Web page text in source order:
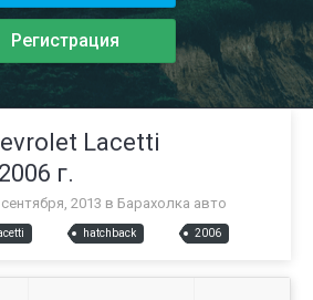
Регистрация
Lacetti
г.
2013 в Барахолка авто
hatchback 2006